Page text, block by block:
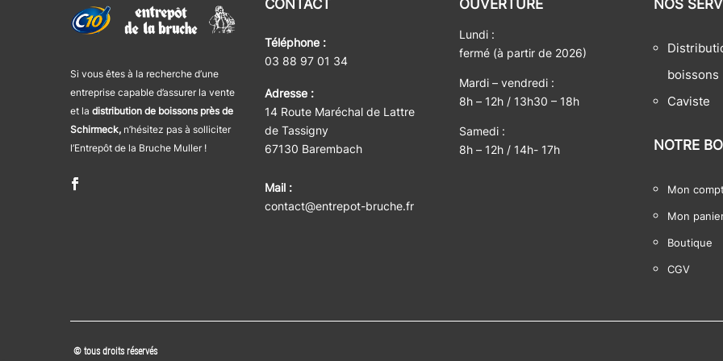
Si vous êtes à la recherche d’une
entreprise capable d’assurer la vente
et la distribution de boissons près de
Schirmeck, n’hésitez pas à solliciter
l’Entrepôt de la Bruche Muller !
CONTACT
Téléphone :
03 88 97 01 34
Adresse :
14 Route Maréchal de Lattre
de Tassigny
67130 Barembach
Mail :
contact@entrepot-bruche.fr
OUVERTURE
Lundi :
fermé (à partir de 2026)
Mardi – vendredi :
8h – 12h / 13h30 – 18h
Samedi :
8h – 12h / 14h- 17h
NOS
boissons
Caviste
NOTRE
Mon
Mon
Boutique
CGV
© tous droits réservés